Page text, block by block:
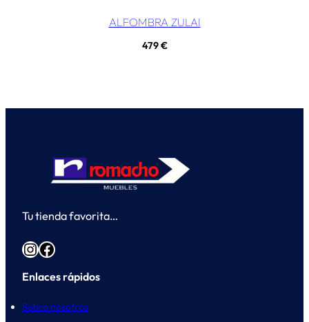
ALFOMBRA ZULAI
479€
Tu tienda favorita…
InstagramFacebook
Enlaces rápidos
Sobre nosotros